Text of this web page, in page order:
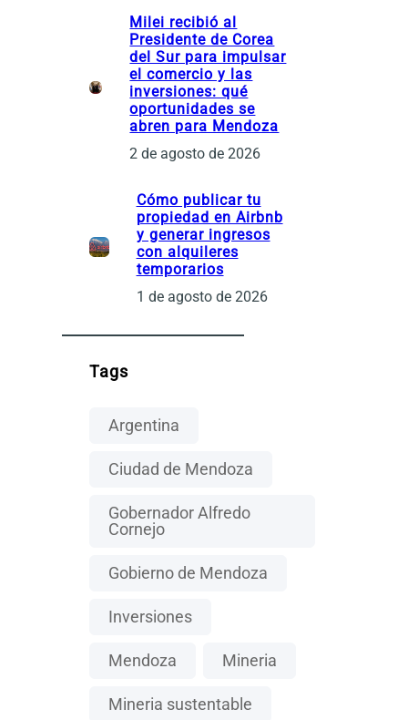
Milei recibió al
Presidente de Corea
del Sur para impulsar
el comercio y las
inversiones: qué
oportunidades se
abren para Mendoza
2 de agosto de 2026
Cómo publicar tu
propiedad en Airbnb
y generar ingresos
con alquileres
temporarios
1 de agosto de 2026
Tags
Argentina
Ciudad de Mendoza
Gobernador Alfredo
Cornejo
Gobierno de Mendoza
Inversiones
Mendoza Mineria
Mineria sustentable